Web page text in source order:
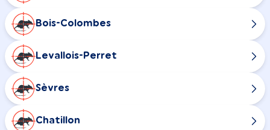
Bois-Colombes
Levallois-Perret
Sèvres
Chatillon